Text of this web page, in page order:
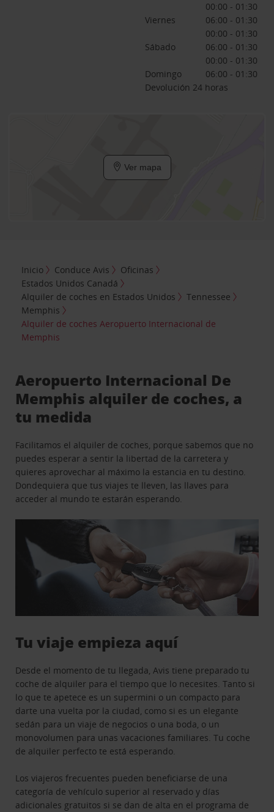
00:00 - 01:30
Viernes
06:00 - 01:30
00:00 - 01:30
Sábado
06:00 - 01:30
00:00 - 01:30
Domingo
06:00 - 01:30
Devolución 24 horas
Ver mapa
Inicio Conduce Avis
Oficinas
Estados Unidos Canadá
Alquiler de coches en Estados Unidos
Tennessee
Memphis
Alquiler de coches Aeropuerto Internacional de
Memphis
Aeropuerto Internacional De
Memphis alquiler de coches, a
tu medida
Facilitamos el alquiler de coches, porque sabemos que no
puedes esperar a sentir la libertad de la carretera y
quieres aprovechar al máximo la estancia en tu destino.
Dondequiera que tus viajes te lleven, las llaves para
acceder al mundo te estarán esperando.
Tu viaje empieza aquí
Desde el momento de tu llegada, Avis tiene preparado tu
coche de alquiler para el tiempo que lo necesites. Tanto si
lo que te apetece es un supermini o un compacto para
darte una vuelta por la ciudad, como si es un elegante
sedán para un viaje de negocios o una boda, o un
monovolumen para unas vacaciones familiares. Tu coche
de alquiler perfecto te está esperando.
Los viajeros frecuentes pueden beneficiarse de una
categoría de vehículo superior al reservado y días
adicionales gratuitos si se dan de alta en el programa de